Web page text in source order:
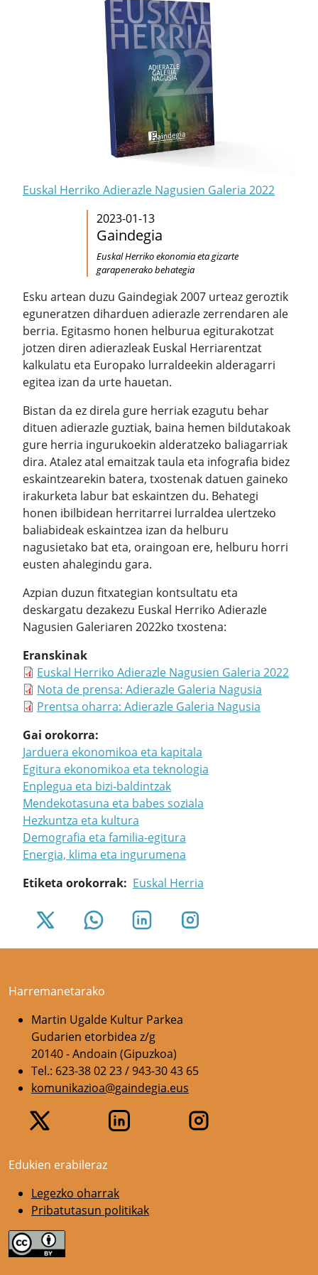
Euskal Herriko Adierazle Nagusien Galeria 2022
2023-01-13
Gaindegia
Euskal Herriko ekonomia eta gizarte
garapenerako behategia
Esku artean duzu Gaindegiak 2007 urteaz geroztik
eguneratzen diharduen adierazle zerrendaren ale
berria. Egitasmo honen helburua egiturakotzat
jotzen diren adierazleak Euskal Herriarentzat
kalkulatu eta Europako lurraldeekin alderagarri
egitea izan da urte hauetan.
Bistan da ez direla gure herriak ezagutu behar
dituen adierazle guztiak, baina hemen bildutakoak
gure herria ingurukoekin alderatzeko baliagarriak
dira. Atalez atal emaitzak taula eta infografia bidez
eskaintzearekin batera, txostenak datuen gaineko
irakurketa labur bat eskaintzen du. Behategi
honen ibilbidean herritarrei lurraldea ulertzeko
baliabideak eskaintzea izan da helburu
nagusietako bat eta, oraingoan ere, helburu horri
eusten ahalegindu gara.
Azpian duzun fitxategian kontsultatu eta
deskargatu dezakezu Euskal Herriko Adierazle
Nagusien Galeriaren 2022ko txostena:
Eranskinak
Euskal Herriko Adierazle Nagusien Galeria 2022
Nota de prensa: Adierazle Galeria Nagusia
Prentsa oharra: Adierazle Galeria Nagusia
Gai orokorra
Jarduera ekonomikoa eta kapitala
Egitura ekonomikoa eta teknologia
Enplegua eta bizi-baldintzak
Mendekotasuna eta babes soziala
Hezkuntza eta kultura
Demografia eta familia-egitura
Energia, klima eta ingurumena
Etiketa orokorrak
Euskal Herria
Harremanetarako
Martin Ugalde Kultur Parkea
Gudarien etorbidea z/g
20140 - Andoain (Gipuzkoa)
Tel.: 623-38 02 23 / 943-30 43 65
komunikazioa@gaindegia.eus
Edukien erabileraz
Legezko oharrak
Pribatutasun politikak